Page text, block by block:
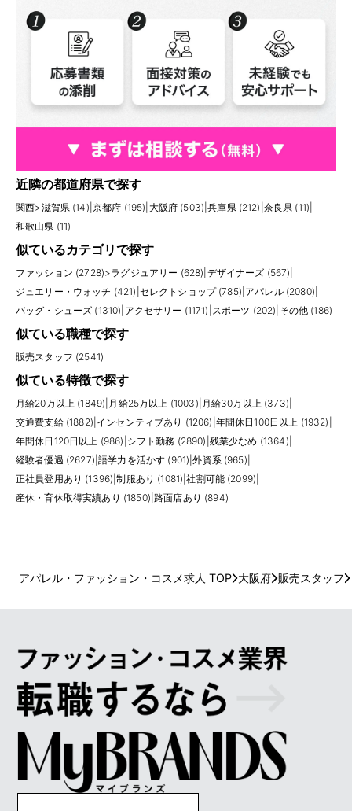
近隣の都道府県で探す
関西>滋賀県 (14) 京都府 (195) 大阪府 (503) |兵庫県 (212) 奈良県 (11)
和歌山県 (11)
似ているカテゴリで探す
ファッション (2728)>ラグジュアリー (628) デザイナーズ (567)
ジュエリー・ウォッチ (421) セレクトショップ (785) アパレル (2080)
バッグ・シューズ (1310) アクセサリー (1171) スポーツ (202) その他 (186)
似ている職種で探す
販売スタッフ (2541)
似ている特徴で探す
月給20万以上 (1849) 月給25万以上 (1003) 月給30万以上 (373)
交通費支給 (1882) インセンティブあり (1206) 年間休日100日以上 (1932)
年間休日120日以上 (986) シフト勤務 (2890) 残業少なめ (1364)
経験者優遇 (2627) |語学力を活かす (901) |外資系 (965)
正社員登用あり (1396) |制服あり (1081) |社割可能 (2099)
産休・育休取得実績あり (1850) |路面店あり (894)
アパレル・ファッション・コスメ求人 TOP 大阪府 販売スタッフ